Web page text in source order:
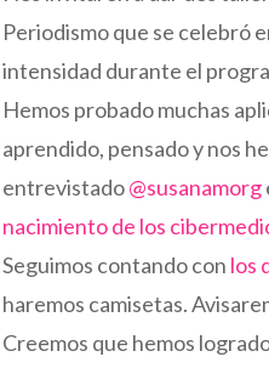
Periodismo que se celebró
intensidad durante el
Hemos probado muchas
aprendido, pensado y nos
entrevistado@susanamorg
nacimiento de los
Seguimos contando con los
haremos camisetas.
Creemos que hemos